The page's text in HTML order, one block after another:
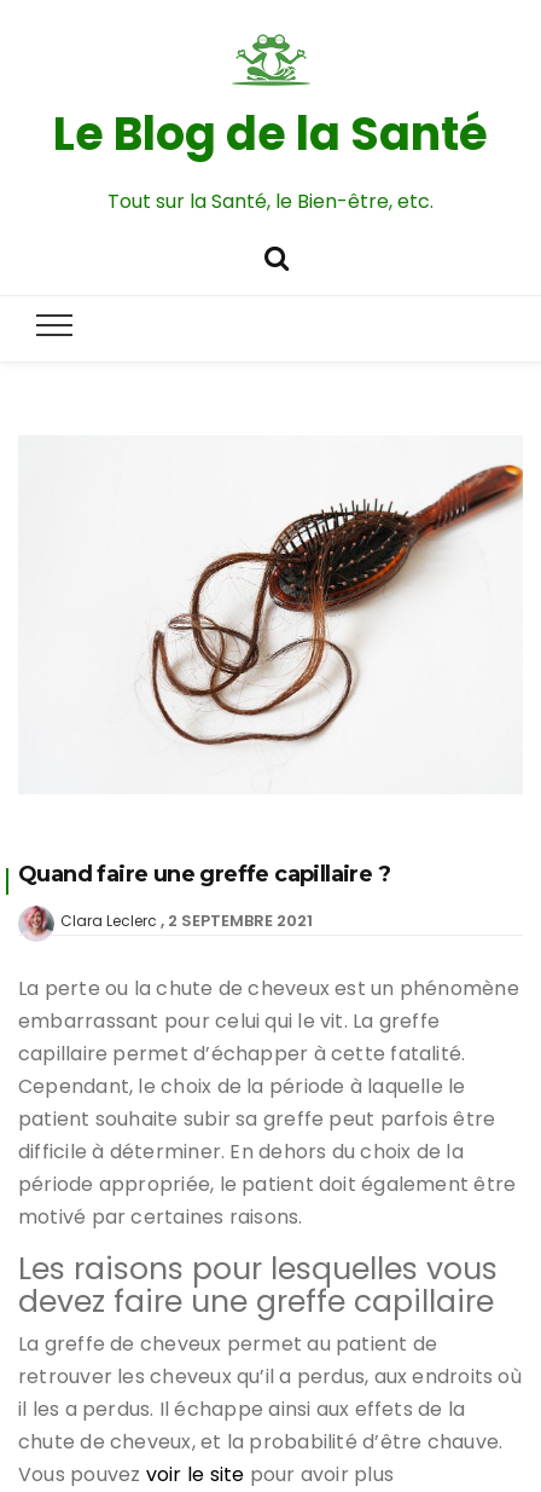
Le Blog de la Santé
Tout sur la Santé, le Bien-être, etc.
Quand faire une greffe capillaire ?
Clara Leclerc 2 SEPTEMBRE 2021
La perte ou la chute de cheveux est un phénomène
embarrassant pour celui qui le vit. La greffe
capillaire permet d’échapper à cette fatalité.
Cependant, le choix de la période à laquelle le
patient souhaite subir sa greffe peut parfois être
difficile à déterminer. En dehors du choix de la
période appropriée, le patient doit également être
motivé par certaines raisons.
Les raisons pour lesquelles vous
devez faire une greffe capillaire
La greffe de cheveux permet au patient de
retrouver les cheveux qu’il a perdus, aux endroits où
il les a perdus. Il échappe ainsi aux effets de la
chute de cheveux, et la probabilité d’être chauve.
Vous pouvez voir le site pour avoir plus